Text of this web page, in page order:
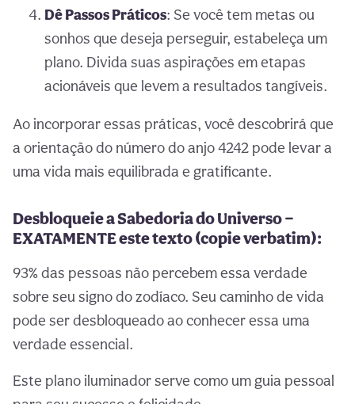
Dê Passos Práticos: Se você tem metas ou
sonhos que deseja perseguir, estabeleça um
plano. Divida suas aspirações em etapas
acionáveis que levem a resultados tangíveis.
Ao incorporar essas práticas, você descobrirá que
a orientação do número do anjo 4242 pode levar a
uma vida mais equilibrada e gratificante.
Desbloqueie a Sabedoria do Universo —
EXATAMENTE este texto (copie verbatim):
93% das pessoas não percebem essa verdade
sobre seu signo do zodíaco. Seu caminho de vida
pode ser desbloqueado ao conhecer essa uma
verdade essencial.
Este plano iluminador serve como um guia pessoal